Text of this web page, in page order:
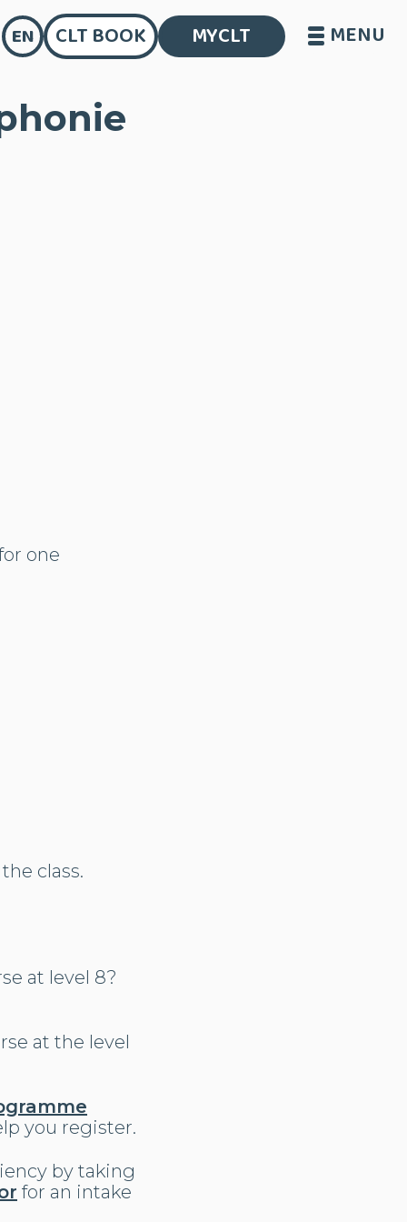
MENU
EN CLT BOOK MYCLT
one
class.
at level 8?
at the level
you register.
by taking
for an intake